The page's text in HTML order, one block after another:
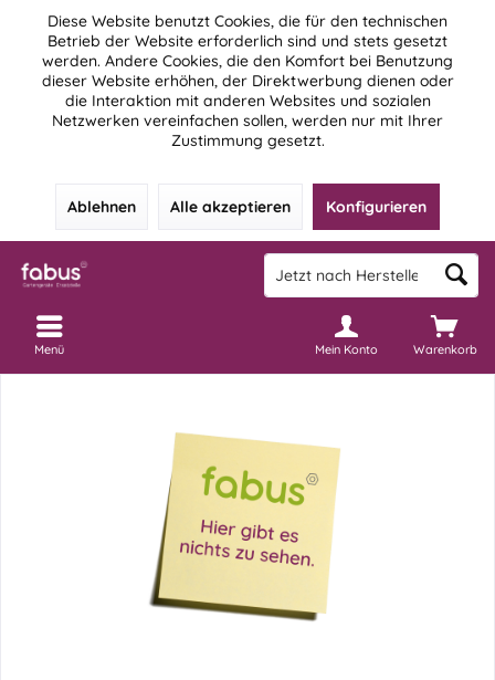
Diese Website benutzt Cookies, die für den technischen
Betrieb der Website erforderlich sind und stets gesetzt
werden. Andere Cookies, die den Komfort bei Benutzung
dieser Website erhöhen, der Direktwerbung dienen oder
die Interaktion mit anderen Websites und sozialen
Netzwerken vereinfachen sollen, werden nur mit Ihrer
Zustimmung gesetzt.
Ablehnen Alle akzeptieren Konfigurieren
Warenkorb
Mein Konto
Menü